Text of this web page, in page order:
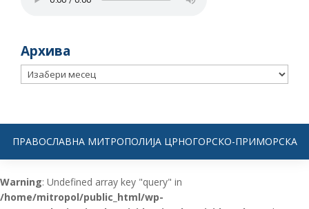
Архива
Архива
ПРАВОСЛАВНА МИТРОПОЛИЈА ЦРНОГОРСКО-ПРИМОРСКА
Warning: Undefined array key "query" in
/home/mitropol/public_html/wp-